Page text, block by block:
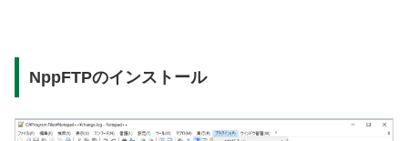
NppFTPのインストール